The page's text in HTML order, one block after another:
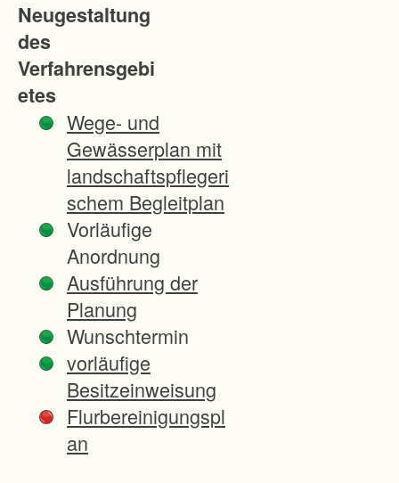
Neugestaltung
des
Verfahrensgebi
etes
Wege- und
Gewässerplan mit
landschaftspflegeri
schem Begleitplan
Vorläufige
Anordnung
Ausführung der
Planung
Wunschtermin
vorläufige
Besitzeinweisung
Flurbereinigungspl
an